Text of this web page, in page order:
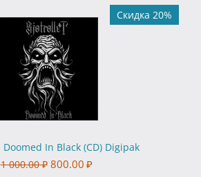
Скидка 20%
In Black (CD) Digipak
1 000.00 ₽ 800.00 ₽